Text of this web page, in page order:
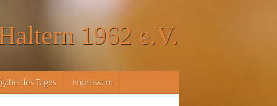
1962 e.V.
des Tages Impressum